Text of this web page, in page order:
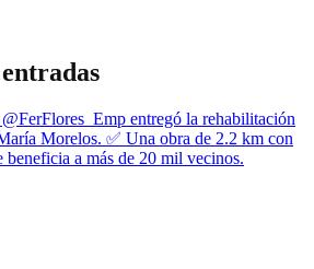
entregó la rehabilitación
Morelos. ✅ Una obra de 2.2 km con
a más de 20 mil vecinos.